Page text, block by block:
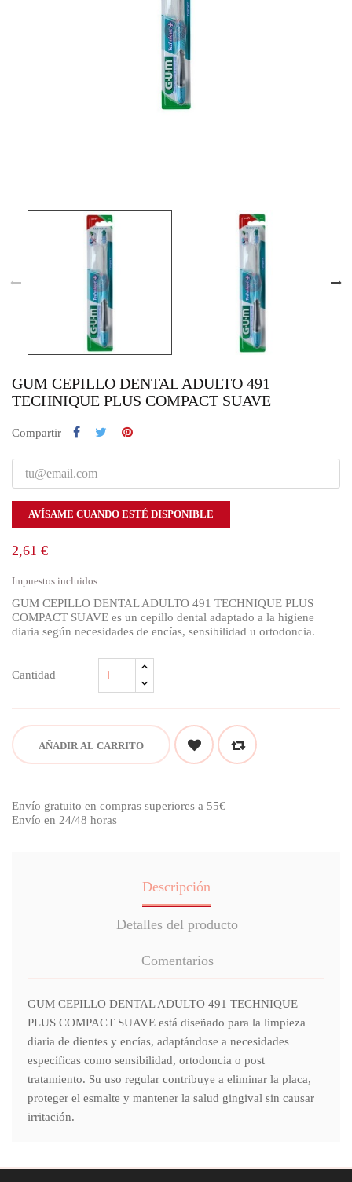
GUM CEPILLO DENTAL ADULTO 491
TECHNIQUE PLUS COMPACT SUAVE
Compartir
AVÍSAME CUANDO ESTÉ DISPONIBLE
2,61 €
Impuestos incluidos
GUM CEPILLO DENTAL ADULTO 491 TECHNIQUE PLUS
COMPACT SUAVE es un cepillo dental adaptado a la higiene
diaria según necesidades de encías, sensibilidad u ortodoncia.
Cantidad
AÑADIR AL CARRITO
Envío gratuito en compras superiores a 55€
Envío en 24/48 horas
Descripción
Detalles del producto
Comentarios
GUM CEPILLO DENTAL ADULTO 491 TECHNIQUE
PLUS COMPACT SUAVE está diseñado para la limpieza
diaria de dientes y encías, adaptándose a necesidades
específicas como sensibilidad, ortodoncia o post
tratamiento. Su uso regular contribuye a eliminar la placa,
proteger el esmalte y mantener la salud gingival sin causar
irritación.